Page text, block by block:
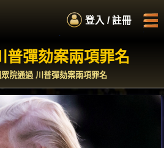
登入 / 註冊
.
.
.
.
娛樂城商城
服務專員
普彈劾案兩項罪名
院通過 川普彈劾案兩項罪名